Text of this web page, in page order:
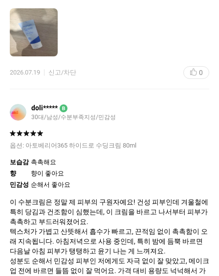
2026.07.19 신고/차단 0
doli***** B
30대 남성 수분부족지성 민감성
옵션: 아토베리어365 하이드로 수딩크림 80ml
보습감 촉촉해요
향
향이 좋아요
민감성 순해서 좋아요
이 수분크림은 정말 제 피부의 구원자예요! 건성 피부인데 겨울철에
특히 당김과 건조함이 심했는데, 이 크림을 바르고 나서부터 피부가
촉촉하고 부드러워졌어요.
텍스처가 가볍고 산뜻해서 흡수가 빠르고, 끈적임 없이 촉촉함이 오
래 지속됩니다. 아침저녁으로 사용 중인데, 특히 밤에 듬뿍 바르면
다음날 아침 피부가 탱탱하고 윤기 나는 게 느껴져요.
성분도 순해서 민감성 피부인 저에게도 자극 없이 잘 맞았고, 메이크
업 전에 바르면 들뜸 없이 잘 먹어요. 가격 대비 용량도 넉넉해서 가